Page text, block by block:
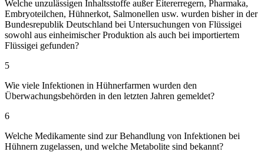
Welche unzulässigen Inhaltsstoffe außer Eitererregern, Pharmaka,
Embryoteilchen, Hühnerkot, Salmonellen usw. wurden bisher in der
Bundesrepublik Deutschland bei Untersuchungen von Flüssigei
sowohl aus einheimischer Produktion als auch bei importiertem
Flüssigei gefunden?
5
Wie viele Infektionen in Hühnerfarmen wurden den
Überwachungsbehörden in den letzten Jahren gemeldet?
6
Welche Medikamente sind zur Behandlung von Infektionen bei
Hühnern zugelassen, und welche Metabolite sind bekannt?